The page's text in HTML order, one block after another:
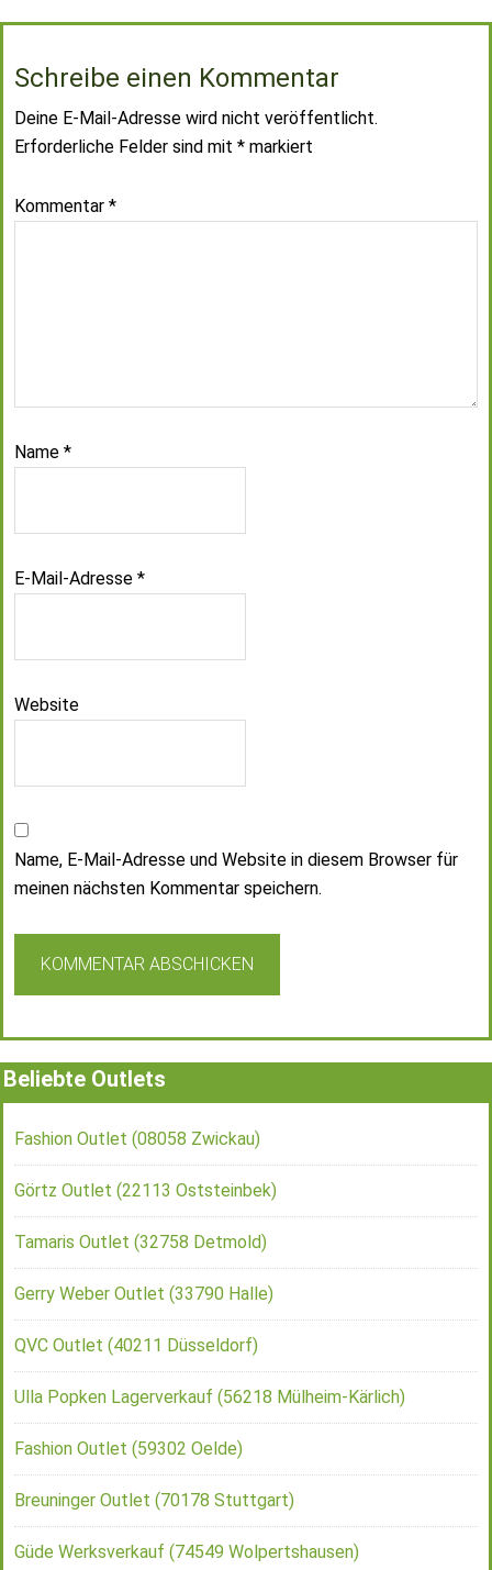
Schreibe einen Kommentar
Deine E-Mail-Adresse wird nicht veröffentlicht.
Erforderliche Felder sind mit * markiert
Kommentar *
Name *
E-Mail-Adresse *
Website
Name, E-Mail-Adresse und Website in diesem Browser für
meinen nächsten Kommentar speichern.
Beliebte Outlets
Fashion Outlet (08058 Zwickau)
Görtz Outlet (22113 Oststeinbek)
Tamaris Outlet (32758 Detmold)
Gerry Weber Outlet (33790 Halle)
QVC Outlet (40211 Düsseldorf)
Ulla Popken Lagerverkauf (56218 Mülheim-Kärlich)
Fashion Outlet (59302 Oelde)
Breuninger Outlet (70178 Stuttgart)
Güde Werksverkauf (74549 Wolpertshausen)